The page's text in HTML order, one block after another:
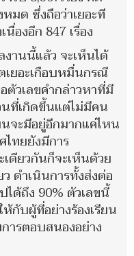
มด ซึ่งถือว่าเยอะที
นื่องอีก 847 เรื่อง
งานนี้แล้ว จะเห็นได้
เยอะเกือบหมื่นกรณี
ตัวเลขคำกล่าวหาที่มี
นที่เกิดขึ้นแต่ไม่มีคน
จะมีอยู่อีกมากแค่ไหน
ไทยยังมีการ
ดียวกันก็จะเห็นด้วย
ดำเนินการทั้งส่งต่อ
ได้ถึง 90% ตัวเลขนี้
กับผู้ที่อย่างร้องเรียน
ารตอบสนองอย่าง